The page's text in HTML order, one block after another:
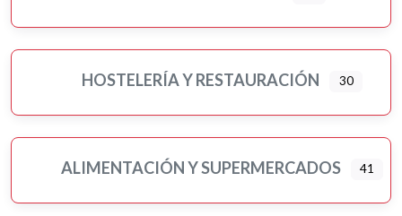
Psicología
Servicios públicos
Tatuajes
HOSTELERÍA Y RESTAURACIÓN 30
ALIMENTACIÓN Y SUPERMERCADOS 41